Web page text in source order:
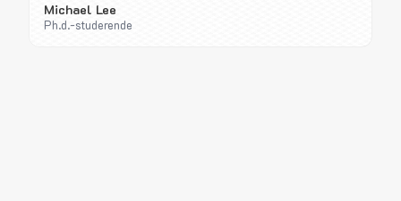
Michael Lee
Ph.d.-studerende